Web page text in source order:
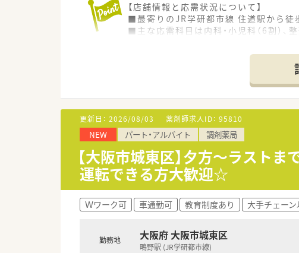
【店舗情報と応需状況について】
■最寄りのJR学研都市線 住道駅から徒
■主な応需科目は内科・小児科（6割）、
■全国に43店舗を展開し、年間100店
■30代の若手経営陣が率い、役職関係
■「ホワイト企業認定」や「健康経営優
【求人情報について】
■ご経験やスキルを正当に評価し、年
■年間休日は123日と非常に多く、有給
■月額3,600円で利用できる企業内保育
更新日： 2026/08/03 薬剤師求人ID： 95810
NEW パート・アルバイト 調剤薬局
【大阪市城東区】夕方～ラスト
運転できる方大歓迎☆
Ｗワーク可 車通勤可 教育制度あり 大手チェー
勤務地 大阪府 大阪市城東区
鴫野駅 (JR学研都市線)